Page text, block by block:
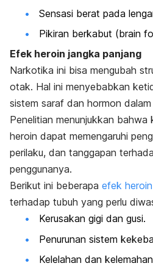
Sensasi berat pada
Pikiran berkabut (brain
Efek heroin jangka panjang
Narkotika ini bisa mengubah
otak. Hal ini menyebabkan
sistem saraf dan hormon
Penelitian menunjukkan
heroin dapat memengaruhi
perilaku, dan tanggapan
penggunanya.
Berikut ini beberapa efek heroin
terhadap tubuh yang perlu
Kerusakan gigi dan gusi.
Penurunan sistem
Kelelahan dan